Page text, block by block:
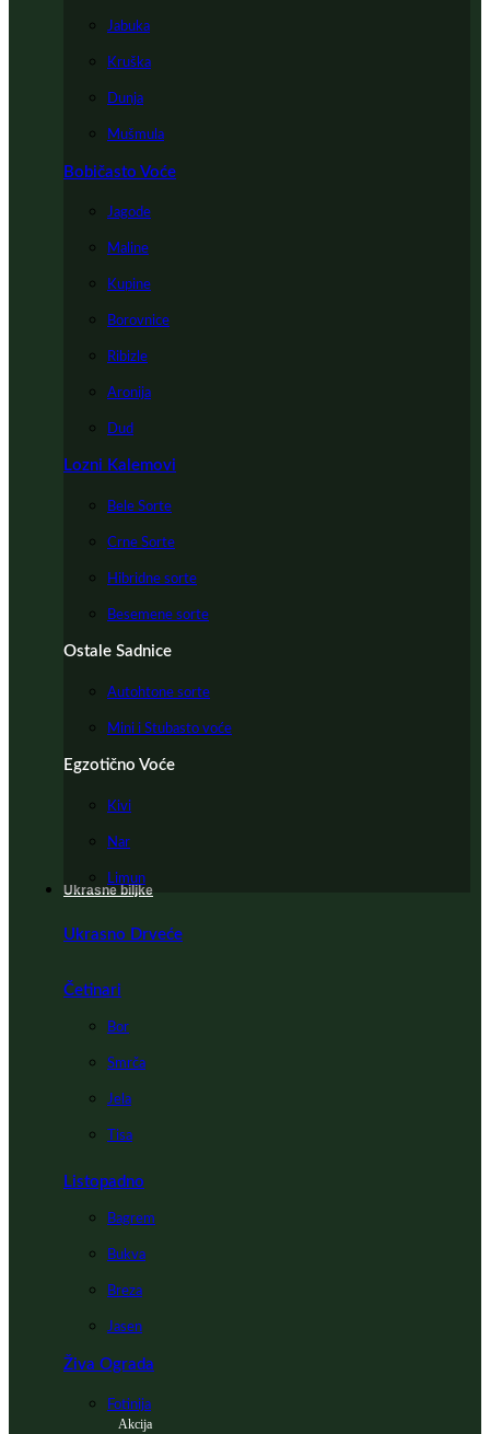
Jabuka
Kruška
Dunja
Mušmula
Bobičasto Voće
Jagode
Maline
Kupine
Borovnice
Ribizle
Aronija
Dud
Lozni Kalemovi
Bele Sorte
Crne Sorte
Hibridne sorte
Besemene sorte
Ostale Sadnice
Autohtone sorte
Mini i Stubasto voće
Egzotično Voće
Kivi
Nar
Limun
Ukrasne biljke
Ukrasno Drveće
Četinari
Bor
Smrča
Jela
Tisa
Listopadno
Bagrem
Bukva
Breza
Jasen
Živa Ograda
Fotinija
Akcija